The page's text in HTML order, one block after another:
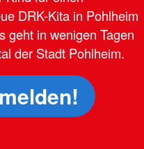
DRK-Kita in Pohlheim
geht in wenigen Tagen
der Stadt Pohlheim.